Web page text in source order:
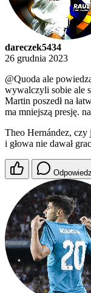
dareczek5434
26 grudnia 2023
@Quoda ale
wywalczyli sobie ale
Martin poszedł na
ma mniejszą presję.
Theo Hernández, czy
i głowa nie dawał
Odpowiedz